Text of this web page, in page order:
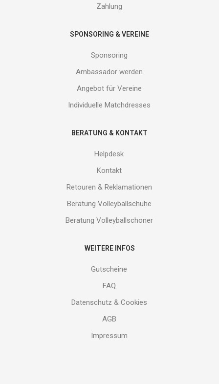
Zahlung
SPONSORING & VEREINE
Sponsoring
Ambassador werden
Angebot für Vereine
Individuelle Matchdresses
BERATUNG & KONTAKT
Helpdesk
Kontakt
Retouren & Reklamationen
Beratung Volleyballschuhe
Beratung Volleyballschoner
WEITERE INFOS
Gutscheine
FAQ
Datenschutz & Cookies
AGB
Impressum